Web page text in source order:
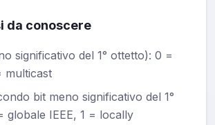
da conoscere
significativo del 1° ottetto): 0 =
multicast
bit meno significativo del 1°
globale IEEE, 1 = locally